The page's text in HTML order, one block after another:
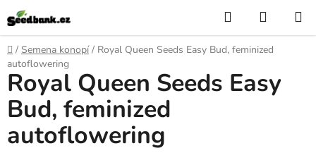
Přejít
na
obsah
Hledat
KOŠÍK
Domů
/ Semena konopí / Royal Queen Seeds Easy Bud, feminized
autoflowering
Royal Queen Seeds Easy
Bud, feminized
autoflowering